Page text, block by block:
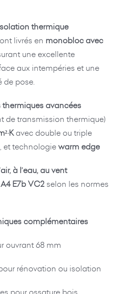
thermique
livrés en monobloc avec
une excellente
aux intempéries et une
de pose.
thermiques avancées
de transmission thermique)
avec double ou triple
et technologiewarm edge
à l’eau, au vent
A4 E7b VC2selon les normes
complémentaires
ouvrant 68 mm
rénovation ou isolation